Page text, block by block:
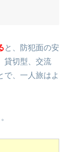
と、防犯面の安
貸切型、交流
で、一人旅はよ